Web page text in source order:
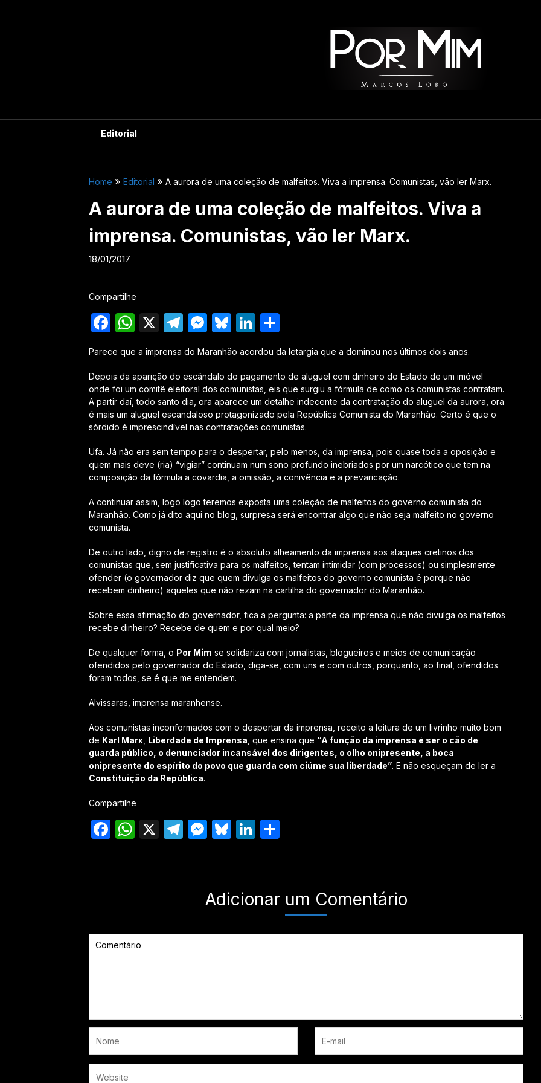
Editorial
Home Editorial A aurora de uma coleção de malfeitos. Viva a imprensa. Comunistas, vão ler Marx.
A aurora de uma coleção de malfeitos. Viva a
imprensa. Comunistas, vão ler Marx.
18/01/2017
Compartilhe
Facebook
WhatsApp
X Telegram
Messenger
Bluesky
LinkedIn
Parece que a imprensa do Maranhão acordou da letargia que a dominou nos últimos dois anos.
Depois da aparição do escândalo do pagamento de aluguel com dinheiro do Estado de um imóvel
onde foi um comitê eleitoral dos comunistas, eis que surgiu a fórmula de como os comunistas contratam.
A partir daí, todo santo dia, ora aparece um detalhe indecente da contratação do aluguel da aurora, ora
é mais um aluguel escandaloso protagonizado pela República Comunista do Maranhão. Certo é que o
sórdido é imprescindível nas contratações comunistas.
Ufa. Já não era sem tempo para o despertar, pelo menos, da imprensa, pois quase toda a oposição e
quem mais deve (ria) “vigiar” continuam num sono profundo inebriados por um narcótico que tem na
composição da fórmula a covardia, a omissão, a conivência e a prevaricação.
A continuar assim, logo logo teremos exposta uma coleção de malfeitos do governo comunista do
Maranhão. Como já dito aqui no blog, surpresa será encontrar algo que não seja malfeito no governo
comunista.
De outro lado, digno de registro é o absoluto alheamento da imprensa aos ataques cretinos dos
comunistas que, sem justificativa para os malfeitos, tentam intimidar (com processos) ou simplesmente
ofender (o governador diz que quem divulga os malfeitos do governo comunista é porque não
recebem dinheiro) aqueles que não rezam na cartilha do governador do Maranhão.
Sobre essa afirmação do governador, fica a pergunta: a parte da imprensa que não divulga os malfeitos
recebe dinheiro? Recebe de quem e por qual meio?
De qualquer forma, o Por Mim se solidariza com jornalistas, blogueiros e meios de comunicação
ofendidos pelo governador do Estado, diga-se, com uns e com outros, porquanto, ao final, ofendidos
foram todos, se é que me entendem.
Alvissaras, imprensa maranhense.
Aos comunistas inconformados com o despertar da imprensa, receito a leitura de um livrinho muito bom
de Karl Marx Liberdade de Imprensa , que ensina que “A função da imprensa é ser o cão de
guarda público, o denunciador incansável dos dirigentes, o olho onipresente, a boca
onipresente do espírito do povo que guarda com ciúme sua liberdade”. E não esqueçam de ler a
Constituição da República.
Compartilhe
Facebook
WhatsApp
X Telegram
Messenger
Bluesky
LinkedIn
Adicionar um Comentário